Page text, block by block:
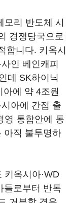
리 반도체 시
경쟁당국으로
합니다. 키옥시
인 베인캐피
데 SK하이닉
에 약 4조원
아에 간접 출
영 통합안에 동
아직 불투명하
키옥시아·WD
들로부터 반독